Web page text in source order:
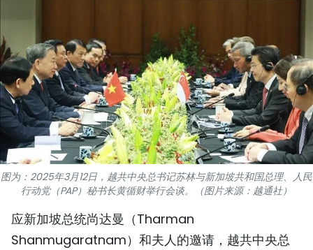
友谊桥梁
史海
多功能媒体
图表新闻
视频
图为：2025年3月12日，越共中央总书记苏林与新加坡共和国总理、人民
行动党（PAP）秘书长黄循财举行会谈。（图片来源：越通社）
应新加坡总统尚达曼（Tharman
Shanmugaratnam）和夫人的邀请，越共中央总